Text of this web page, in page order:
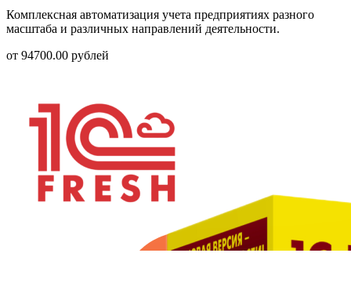
Комплексная автоматизация учета предприятиях разного
масштаба и различных направлений деятельности.
от 94700.00 рублей